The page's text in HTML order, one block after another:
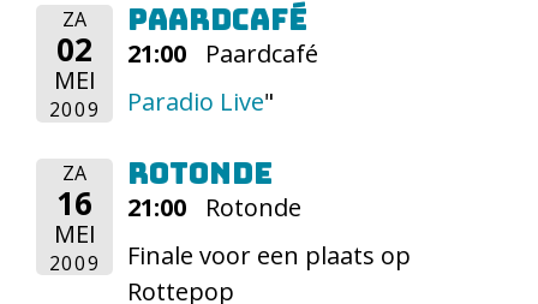
ZA
02
MEI
2009
Paardcafé
21:00
Paardcafé
Paradio Live"
ZA
16
MEI
2009
Rotonde
21:00
Rotonde
Finale voor een plaats op
Rottepop